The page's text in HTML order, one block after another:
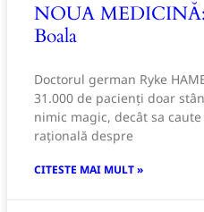
NOUA
Boala
Doctorul german Ryke
31.000 de pacienți doar
nimic magic, decât sa
rațională despre
CITESTE MAI MULT »